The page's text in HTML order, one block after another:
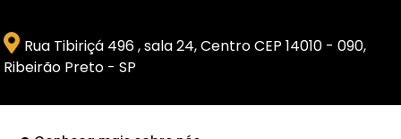
Rua Tibiriçá 496 , sala 24, Centro CEP 14010 - 090,
Ribeirão Preto - SP